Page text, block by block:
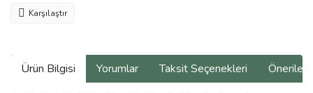
Karşılaştır
Ürün Bilgisi Yorumlar Taksit Seçenekleri